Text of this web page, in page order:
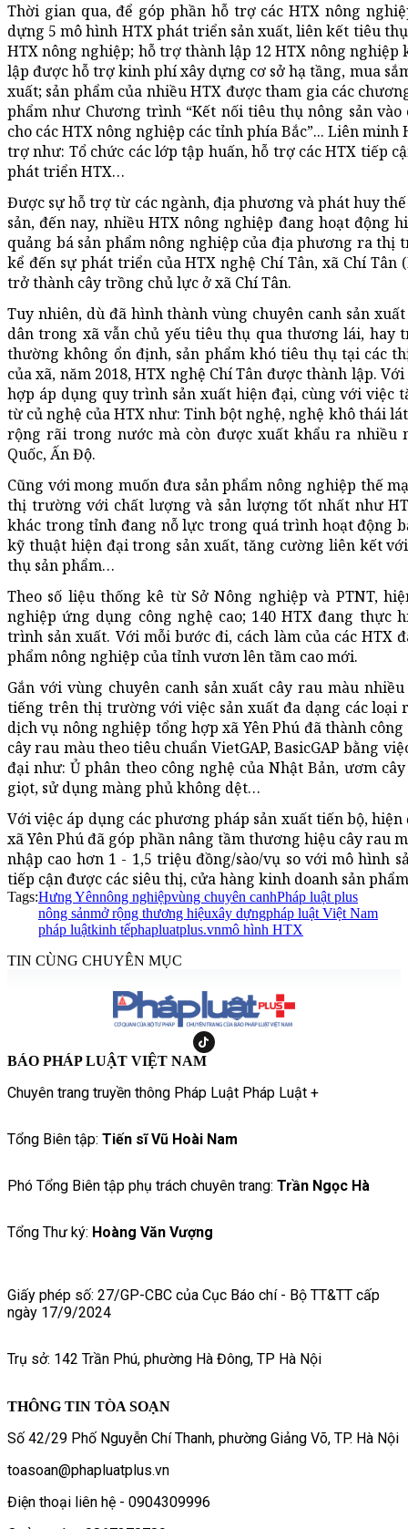
Thời gian qua, để góp phần hỗ trợ các HTX nông
dựng 5 mô hình HTX phát triển sản xuất, liên kết tiêu
HTX nông nghiệp; hỗ trợ thành lập 12 HTX nông
lập được hỗ trợ kinh phí xây dựng cơ sở hạ tầng, mua
xuất; sản phẩm của nhiều HTX được tham gia các
phẩm như Chương trình “Kết nối tiêu thụ nông sản
cho các HTX nông nghiệp các tỉnh phía Bắc”... Liên
trợ như: Tổ chức các lớp tập huấn, hỗ trợ các HTX tiếp
phát triển HTX…
Được sự hỗ trợ từ các ngành, địa phương và phát huy
sản, đến nay, nhiều HTX nông nghiệp đang hoạt
quảng bá sản phẩm nông nghiệp của địa phương ra
kể đến sự phát triển của HTX nghệ Chí Tân, xã Chí Tân
trở thành cây trồng chủ lực ở xã Chí Tân.
Tuy nhiên, dù đã hình thành vùng chuyên canh sản
dân trong xã vẫn chủ yếu tiêu thụ qua thương lái,
thường không ổn định, sản phẩm khó tiêu thụ tại các
của xã, năm 2018, HTX nghệ Chí Tân được thành lập.
hợp áp dụng quy trình sản xuất hiện đại, cùng với việc
từ củ nghệ của HTX như: Tinh bột nghệ, nghệ khô thái
rộng rãi trong nước mà còn được xuất khẩu ra nhiều
Quốc, Ấn Độ.
Cũng với mong muốn đưa sản phẩm nông nghiệp thế
thị trường với chất lượng và sản lượng tốt nhất như
khác trong tỉnh đang nỗ lực trong quá trình hoạt động
kỹ thuật hiện đại trong sản xuất, tăng cường liên kết
thụ sản phẩm…
Theo số liệu thống kê từ Sở Nông nghiệp và PTNT,
nghiệp ứng dụng công nghệ cao; 140 HTX đang thực
trình sản xuất. Với mỗi bước đi, cách làm của các HTX
phẩm nông nghiệp của tỉnh vươn lên tầm cao mới.
Gắn với vùng chuyên canh sản xuất cây rau màu
tiếng trên thị trường với việc sản xuất đa dạng các loại
dịch vụ nông nghiệp tổng hợp xã Yên Phú đã thành
cây rau màu theo tiêu chuẩn VietGAP, BasicGAP bằng
đại như: Ủ phân theo công nghệ của Nhật Bản, ươm
giọt, sử dụng màng phủ không dệt…
Với việc áp dụng các phương pháp sản xuất tiến bộ,
xã Yên Phú đã góp phần nâng tầm thương hiệu cây rau
nhập cao hơn 1 - 1,5 triệu đồng/sào/vụ so với mô hình
tiếp cận được các siêu thị, cửa hàng kinh doanh sản
Tags:Hưng Yênnông nghiệpvùng chuyên canhPháp luật plus
nông sảnmở rộng thương hiệuxây dựngpháp luật Việt Nam
pháp luậtkinh tếphapluatplus.vnmô hình HTX
TIN CÙNG CHUYÊN MỤC
BÁO PHÁP LUẬT VIỆT NAM
Chuyên trang truyền thông Pháp Luật Pháp Luật +
Tổng Biên tập: Tiến sĩ Vũ Hoài Nam
Phó Tổng Biên tập phụ trách chuyên trang: Trần Ngọc Hà
Tổng Thư ký: Hoàng Văn Vượng
Giấy phép số: 27/GP-CBC của Cục Báo chí - Bộ TT&TT cấp
ngày 17/9/2024
Trụ sở: 142 Trần Phú, phường Hà Đông, TP Hà Nội
THÔNG TIN TÒA SOẠN
Số 42/29 Phố Nguyễn Chí Thanh, phường Giảng Võ, TP. Hà Nội
toasoan@phapluatplus.vn
Điện thoại liên hệ - 0904309996